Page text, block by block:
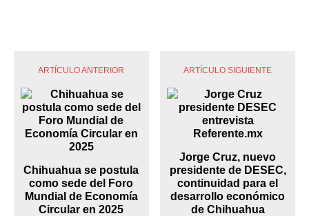
ARTÍCULO ANTERIOR
Chihuahua se postula
como sede del Foro
Mundial de Economía
Circular en 2025
ARTÍCULO SIGUIENTE
Jorge Cruz, nuevo
presidente de DESEC,
continuidad para el
desarrollo económico
de Chihuahua